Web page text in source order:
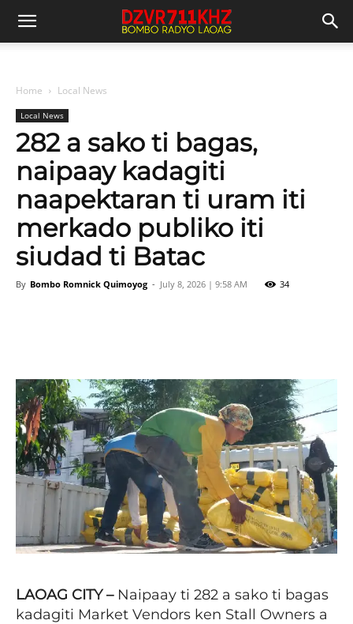
Home Local News
Local News
282 a sako ti bagas,
naipaay kadagiti
naapektaran ti uram iti
merkado publiko iti
siudad ti Batac
By Bombo Romnick Quimoyog - July 8, 2026 | 9:58 AM 34
LAOAG CITY – Naipaay ti 282 a sako ti bagas
kadagiti Market Vendors ken Stall Owners a